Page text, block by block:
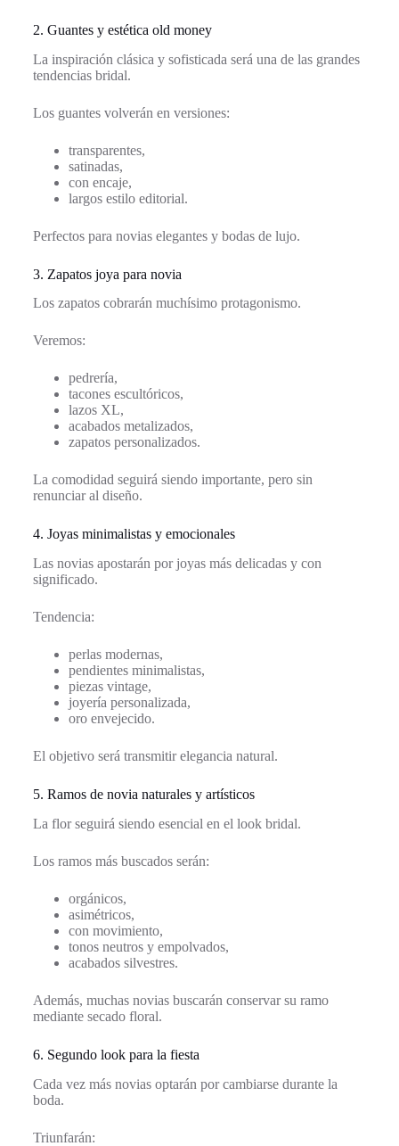
2. Guantes y estética old money
La inspiración clásica y sofisticada será una de las grandes
tendencias bridal.
Los guantes volverán en versiones:
transparentes,
satinadas,
con encaje,
largos estilo editorial.
Perfectos para novias elegantes y bodas de lujo.
3. Zapatos joya para novia
Los zapatos cobrarán muchísimo protagonismo.
Veremos:
pedrería,
tacones escultóricos,
lazos XL,
acabados metalizados,
zapatos personalizados.
La comodidad seguirá siendo importante, pero sin
renunciar al diseño.
4. Joyas minimalistas y emocionales
Las novias apostarán por joyas más delicadas y con
significado.
Tendencia:
perlas modernas,
pendientes minimalistas,
piezas vintage,
joyería personalizada,
oro envejecido.
El objetivo será transmitir elegancia natural.
5. Ramos de novia naturales y artísticos
La flor seguirá siendo esencial en el look bridal.
Los ramos más buscados serán:
orgánicos,
asimétricos,
con movimiento,
tonos neutros y empolvados,
acabados silvestres.
Además, muchas novias buscarán conservar su ramo
mediante secado floral.
6. Segundo look para la fiesta
Cada vez más novias optarán por cambiarse durante la
boda.
Triunfarán: